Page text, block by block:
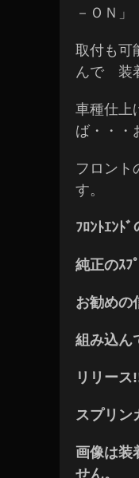
－ＯＮ
取付も可
んで 装
車種仕上
ば・・・
フロント
す。
ﾌﾛﾝﾄｴﾝﾄ
純正のｽﾌ
お勧めの
組み込ん
リリー
スプリ
画像は装
せん。